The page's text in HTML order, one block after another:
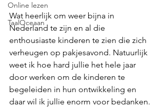
Online lezen
TaalOceaan
Wat heerlijk om weer bijna in
Nederland te zijn en al die
enthousiaste kinderen te zien die zich
verheugen op pakjesavond. Natuurlijk
weet ik hoe hard jullie het hele jaar
door werken om de kinderen te
begeleiden in hun ontwikkeling en
daar wil ik jullie enorm voor bedanken.